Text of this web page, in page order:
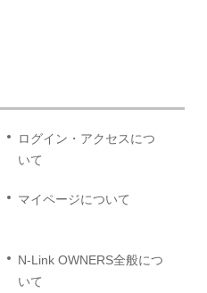
ログイン・アクセスにつ
いて
マイページについて
N-Link OWNERS全般につ
いて